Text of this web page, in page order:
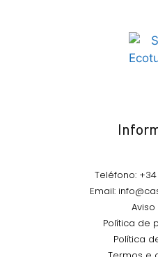
Teléfono:
Email:
Política de
Política